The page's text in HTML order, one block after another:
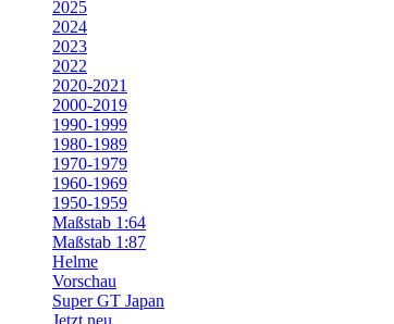
2025
2024
2023
2022
2020-2021
2000-2019
1990-1999
1980-1989
1970-1979
1960-1969
1950-1959
Maßstab 1:64
Maßstab 1:87
Helme
Vorschau
Super GT Japan
Jetzt neu